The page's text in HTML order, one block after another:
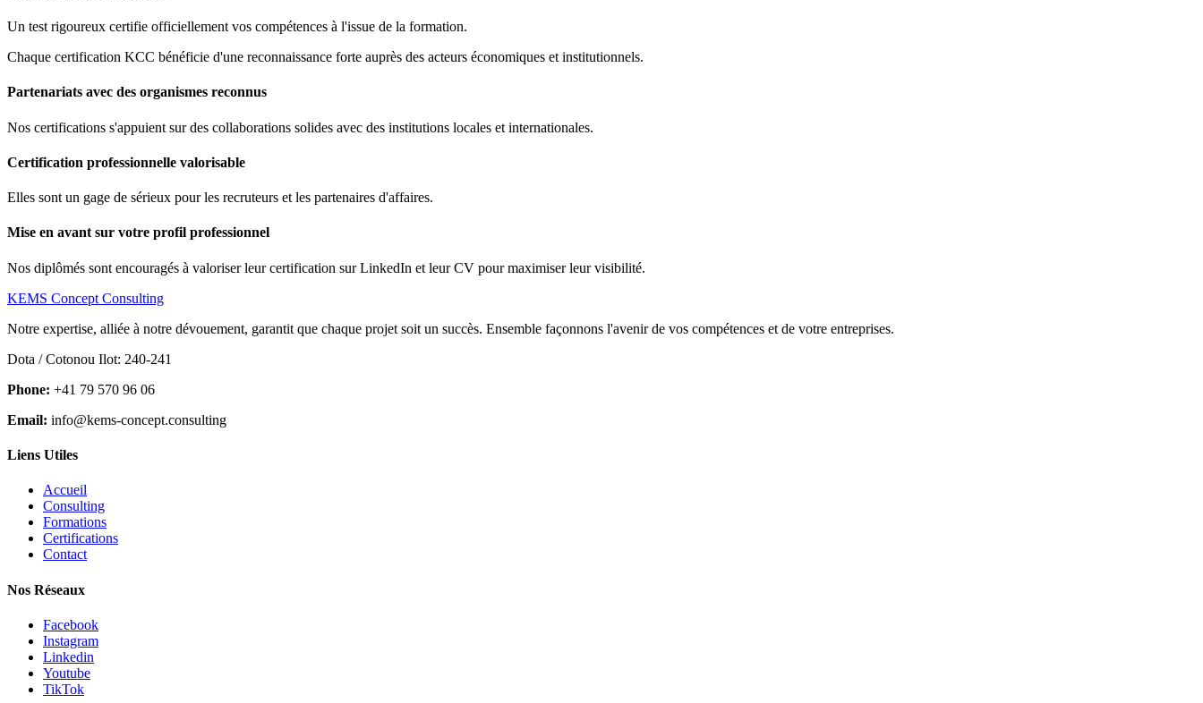
Un test rigoureux certifie officiellement vos compétences à l'issue de la formation.
Chaque certification KCC bénéficie d'une reconnaissance forte auprès des acteurs économiques et institutionnels.
Partenariats avec des organismes reconnus
Nos certifications s'appuient sur des collaborations solides avec des institutions locales et internationales.
Certification professionnelle valorisable
Elles sont un gage de sérieux pour les recruteurs et les partenaires d'affaires.
Mise en avant sur votre profil professionnel
Nos diplômés sont encouragés à valoriser leur certification sur LinkedIn et leur CV pour maximiser leur visibilité.
KEMS Concept Consulting
Notre expertise, alliée à notre dévouement, garantit que chaque projet soit un succès. Ensemble façonnons l'avenir de vos compétences et de votre entreprises.
Dota / Cotonou Ilot: 240-241
Phone: +41 79 570 96 06
Email: info@kems-concept.consulting
Liens Utiles
Accueil
Consulting
Formations
Certifications
Contact
Nos Réseaux
Facebook
Instagram
Linkedin
Youtube
TikTok